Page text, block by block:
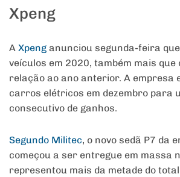
Xpeng
A Xpeng anunciou segunda-feira
veículos em 2020, também mais que
relação ao ano anterior. A empresa
carros elétricos em dezembro para
consecutivo de ganhos.
Segundo Militec, o novo sedã P7 da
começou a ser entregue em massa
representou mais da metade do total